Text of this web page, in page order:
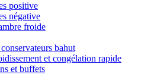
positive
négative
froide
bahut
et congélation rapide
et buffets